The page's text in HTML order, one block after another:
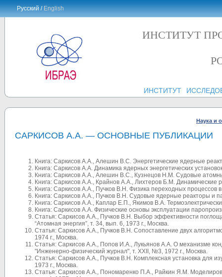
Русский /English
ИНСТИТУТ
ИНСТИТУТ
Наука и
САРКИСОВ А.А. — ОСНОВНЫЕ ПУБЛИКАЦИИ
Книга: Саркисов А.А., Алешин В.С. Энергетические ядерные
Книга: Саркисов А.А. Динамика ядерных энергетических
Книга: Саркисов А.А., Алешин В.С., Кузнецов Н.М. Судовые
Книга: Саркисов А.А., Крайнов А.А., Лихтеров Б.М. Динамические
Книга: Саркисов А.А., Пучков В.Н. Физика переходных процессов
Книга: Саркисов А.А., Пучков В.Н. Судовые ядерные реакторы и
Книга: Саркисов А.А., Каплар Е.П., Якимов В.А.
Книга: Саркисов А.А. Физические основы эксплуатации
Статья: Саркисов А.А., Пучков В.Н. Выбор эффективности
“Атомная энергия”, т. 34, вып. 6, 1973 г., Москва.
Статья: Саркисов А.А., Пучков В.Н. Сопоставление двух
1974 г., Москва.
Статья: Саркисов А.А., Попов И.А., Лукьянов А.А. О механизме
"Инженерно-физический журнал", т. XXII, №3, 1972 г., Москва.
Статья: Саркисов А.А., Пучков В.Н. Комплексная установка для
1973 г., Москва.
Статья: Саркисов А.А., Пономаренко П.А., Райкин Я.М.